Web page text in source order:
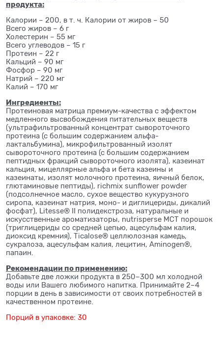
продукта:
Калории – 200, в т. ч. Калории от жиров – 50
Всего жиров – 6 г
Холестерин – 55 мг
Всего углеводов – 15 г
Протеин – 22 г
Кальций – 90 мг
Фосфор – 90 мг
Натрий – 220 мг
Калий – 170 мг
Ингредиенты:
Протеиновая матрица премиум-качества с эффектом
медленного высвобождения питательных веществ
(ультрафильтрованный концентрат сывороточного
протеина (с большим содержанием альфа-
лактальбумина), микрофильтрованный изолят
сывороточного протеина (с большим содержанием
пептидных фракций сывороточного изолята), казеинат
кальция, мицеллярные альфа и бета казеины и
казеинаты, изолят молочного протеина, яичный белок,
глютаминовые пептиды), richmix sunflower powder
(подсолнечное масло, сухое вещество кукурузного
сиропа, казеинат натрия, моно- и диглицериды, дикалий
фосфат), Litesse® II полидекстроза, натуральные и
искусственные ароматизаторы, nutrisperse MCT порошок
(триглицериды со средней цепью, ацесульфам калия,
диоксид кремния), Ticalose® целлюлозная камедь,
сукралоза, ацесульфам калия, лецитин, Aminogen®,
папаин.
Рекомендации по применению:
Добавьте две ложки продукта в 250–300 мл холодной
воды или Вашего любимого напитка. Принимайте 2–4
порции в день в зависимости от своих потребностей в
качественном протеине.
Порций в упаковке: 30